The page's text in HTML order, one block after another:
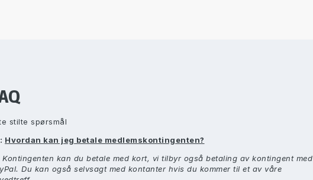
stilte spørsmål
Hvordan kan jeg betale medlemskontingenten?
Kontingenten kan du betale med kort, vi tilbyr også betaling av kontingent med
Du kan også selvsagt med kontanter hvis du kommer til et av våre